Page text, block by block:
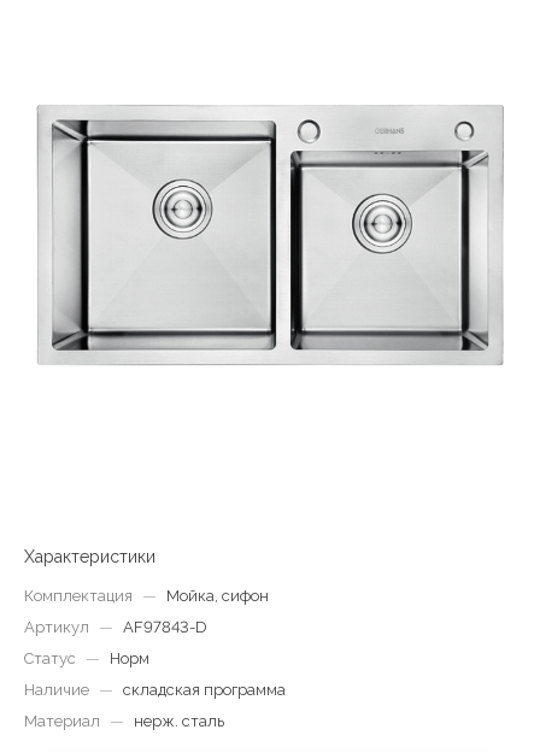
Характеристики
Комплектация —
Мойка, сифон
Артикул
— AF97843-D
Статус
—
Норм
Наличие — складская программа
Материал
— нерж. сталь